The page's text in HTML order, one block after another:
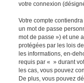
votre connexion
Votre compte
un mot de passe
mot de passe ») et une
protégées par les lois
les informations, en-
requis par « » durant
les cas, vous pouvez
De plus, vous pouvez